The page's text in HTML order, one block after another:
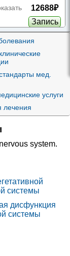
12688₽
Запись
12989₽
14800₽
14800₽
от
15000₽
Запись
мед.
услуги
лечения
system.
системы
дисфункция
системы